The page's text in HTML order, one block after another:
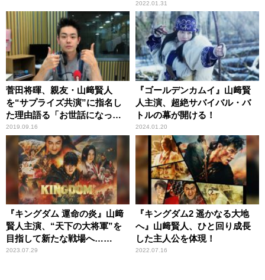
2022.01.31
菅田将暉、親友・山﨑賢人
を“サプライズ共演”に指名し
た理由語る「お世話になった
人」
2019.09.16
『ゴールデンカムイ』山﨑賢
人主演、超絶サバイバル・バ
トルの幕が開ける！
2024.01.20
『キングダム 運命の炎』山﨑
賢人主演、“天下の大将軍”を
目指して新たな戦場へ……
2023.07.29
『キングダム2 遥かなる大地
へ』山﨑賢人、ひと回り成長
した主人公を体現！
2022.07.16